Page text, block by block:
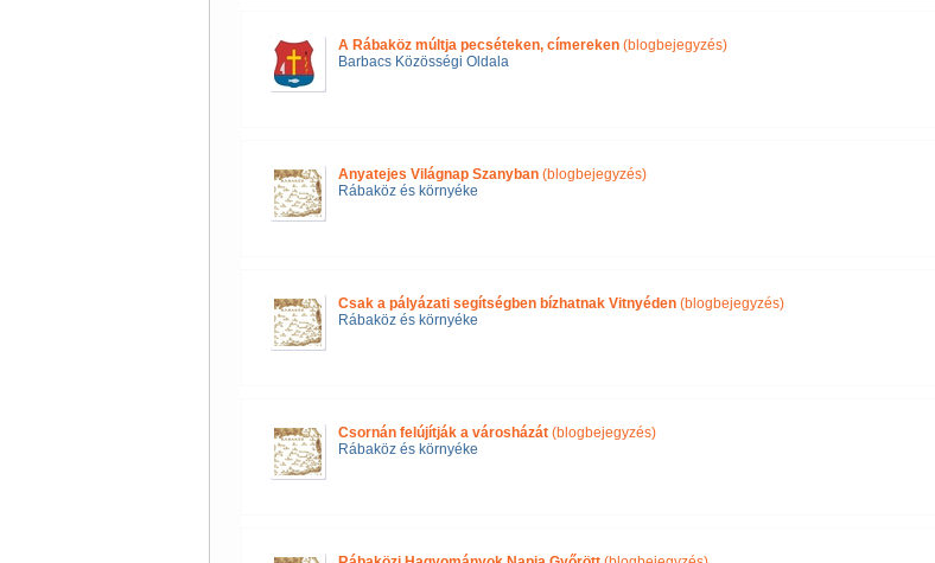
A Rábaköz múltja pecséteken, címereken(blogbejegyzés)
Barbacs Közösségi Oldala
Anyatejes Világnap Szanyban(blogbejegyzés)
Rábaköz és környéke
Csak a pályázati segítségben bízhatnak Vitnyéden(blogbejegyzés)
Rábaköz és környéke
Csornán felújítják a városházát(blogbejegyzés)
Rábaköz és környéke